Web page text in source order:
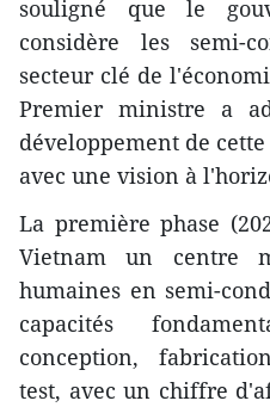
souligné que le
considère les semi-
secteur clé de
Premier ministre a
développement de
avec une vision à
La première phase
Vietnam un centre
humaines en semi-
capacités
conception,
test, avec un chiffre